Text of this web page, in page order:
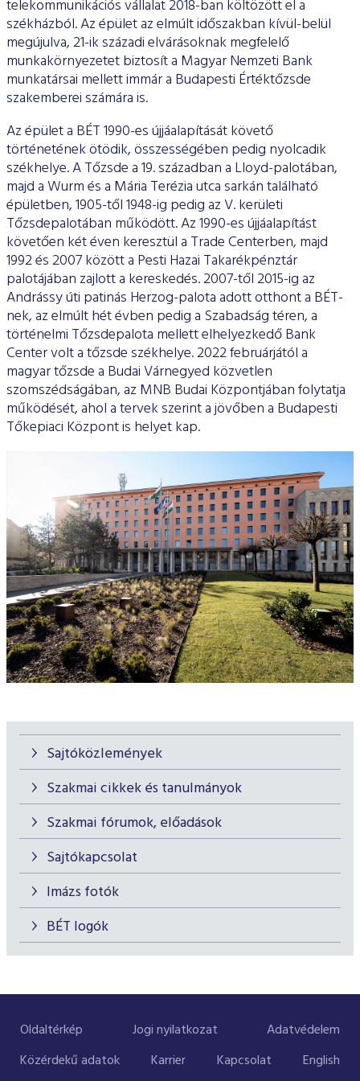
ESG Útmutató
Sajtóközlemények
Szakmai cikkek és tanulmányok
Szakmai fórumok, előadások
Sajtókapcsolat
Imázs fotók
BÉT logók
telekommunikációs vállalat 2018-ban költözött el a
székházból. Az épület az elmúlt időszakban kívül-belül
megújulva, 21-ik századi elvárásoknak megfelelő
munkakörnyezetet biztosít a Magyar Nemzeti Bank
munkatársai mellett immár a Budapesti Értéktőzsde
szakemberei számára is.
Az épület a BÉT 1990-es újjáalapítását követő
történetének ötödik, összességében pedig nyolcadik
székhelye. A Tőzsde a 19. században a Lloyd-palotában,
majd a Wurm és a Mária Terézia utca sarkán található
épületben, 1905-től 1948-ig pedig az V. kerületi
Tőzsdepalotában működött. Az 1990-es újjáalapítást
követően két éven keresztül a Trade Centerben, majd
1992 és 2007 között a Pesti Hazai Takarékpénztár
palotájában zajlott a kereskedés. 2007-től 2015-ig az
Andrássy úti patinás Herzog-palota adott otthont a BÉT-
nek, az elmúlt hét évben pedig a Szabadság téren, a
történelmi Tőzsdepalota mellett elhelyezkedő Bank
Center volt a tőzsde székhelye. 2022 februárjától a
magyar tőzsde a Budai Várnegyed közvetlen
szomszédságában, az MNB Budai Központjában folytatja
működését, ahol a tervek szerint a jövőben a Budapesti
Tőkepiaci Központ is helyet kap.
Oldaltérkép Jogi nyilatkozat
Adatvédelem
Közérdekű adatok
Karrier Kapcsolat English